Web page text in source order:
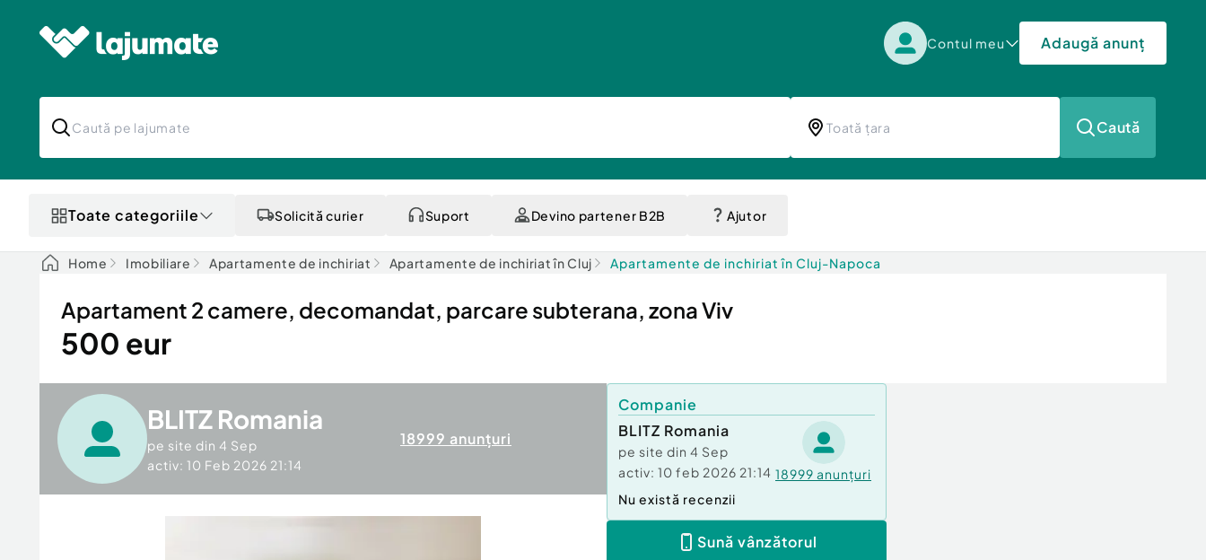
Contul meu Adaugă anunț
Caută
Toate categoriile Solicită curier Suport Devino partener B2B Ajutor
Home Imobiliare Apartamente de inchiriat Apartamente de inchiriat în Cluj Apartamente de inchiriat în Cluj-Napoca
Apartament 2 camere, decomandat, parcare subterana, zona Viv
500 eur
BLITZ Romania
pe site din 4 Sep
activ: 10 Feb 2026 21:14
18999 anunțuri
Companie
BLITZ Romania
pe site din 4 Sep
activ: 10 feb 2026 21:14 18999 anunțuri
Nu există recenzii
Sună vânzătorul